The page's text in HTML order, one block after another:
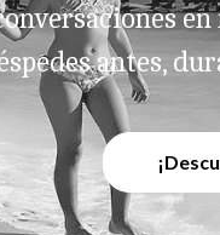
antes,